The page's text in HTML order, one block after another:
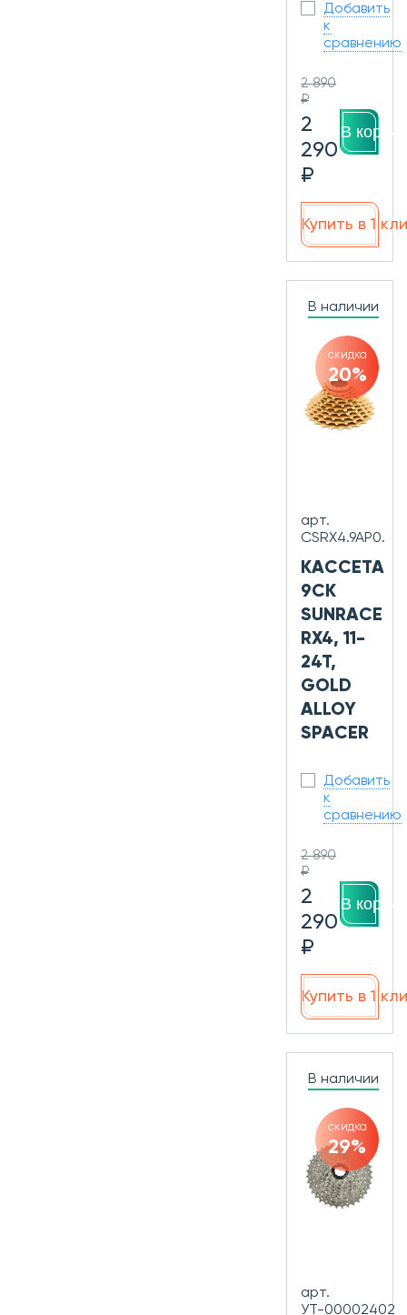
Добавить
к
сравнению
2 890
₽
2
290
₽
В
Купить в 1
В наличии
скидка
20%
арт.
CSRX4.9AP0.
КАССЕТА
9СК
SUNRACE
RX4, 11-
24T,
GOLD
ALLOY
SPACER
Добавить
к
сравнению
2 890
₽
2
290
₽
В
Купить в 1
В наличии
скидка
29%
арт.
УТ-00002402